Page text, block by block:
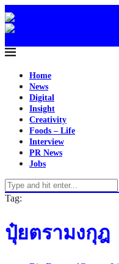
Home
News
Digital
Insight
Creativity
Foods – Life
Interview
PR News
Jobs
Tag:
ปุ๋ยตรามงกุฎ